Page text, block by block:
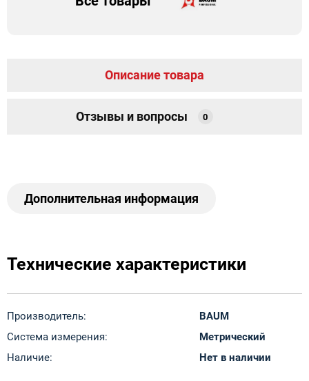
Описание товара
Отзывы и вопросы 0
Дополнительная информация
Технические характеристики
Производитель:
BAUM
Система измерения:
Метрический
Наличие:
Нет в наличии